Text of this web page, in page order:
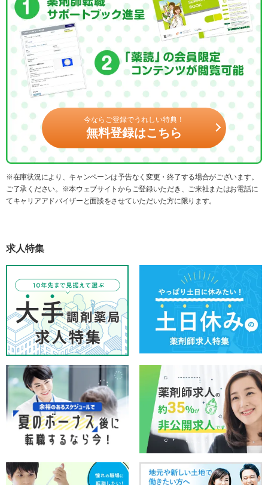
今ならご登録でうれしい特典！
無料登録はこちら
※在庫状況により、キャンペーンは予告なく変更・終了する場合がございます。
ご了承ください。※本ウェブサイトからご登録いただき、ご来社またはお電話に
てキャリアアドバイザーと面談をさせていただいた方に限ります。
求人特集